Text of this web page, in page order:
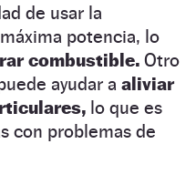
de usar la
potencia, lo
combustible. Otro
ayudar a aliviar
lo que es
con problemas de